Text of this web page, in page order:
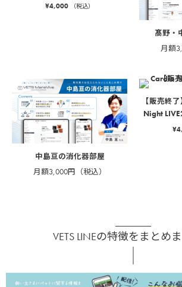
¥4,000 （税込）
髙野・
月額
中島亘の消化器部屋
月額3,000円（税込）
【販売終
Night
¥
VETS LINEの特徴をまとめ